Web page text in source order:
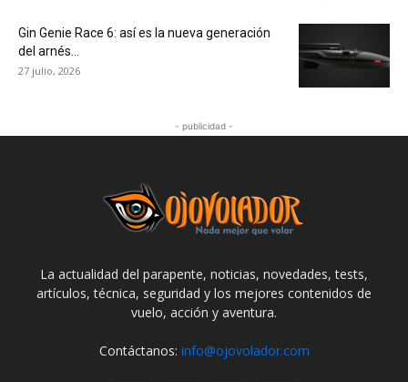
Gin Genie Race 6: así es la nueva generación
del arnés...
27 julio, 2026
- publicidad -
La actualidad del parapente, noticias, novedades, tests,
artículos, técnica, seguridad y los mejores contenidos de
vuelo, acción y aventura.
Contáctanos: info@ojovolador.com